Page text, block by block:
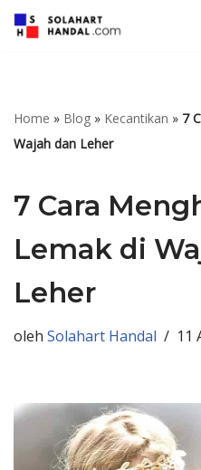
Home » Blog » Kecantikan » 7
Wajah dan Leher
7 Cara
Lemak di
Leher
oleh Solahart Handal 11